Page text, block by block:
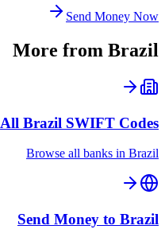
Send Money Now
More from Brazil
All Brazil SWIFT Codes
Browse all banks in Brazil
Send Money to Brazil